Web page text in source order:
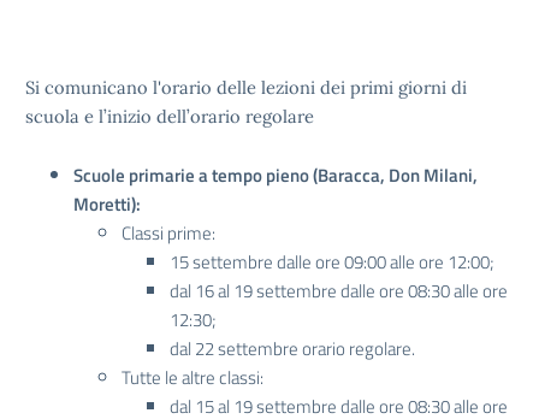
Si comunicano l'orario delle lezioni dei primi giorni di
scuola e l’inizio dell’orario regolare
Scuole primarie a tempo pieno (Baracca, Don Milani,
Moretti):
Classi prime:
15 settembre dalle ore 09:00 alle ore 12:00;
dal 16 al 19 settembre dalle ore 08:30 alle ore
12:30;
dal 22 settembre orario regolare.
Tutte le altre classi:
dal 15 al 19 settembre dalle ore 08:30 alle ore